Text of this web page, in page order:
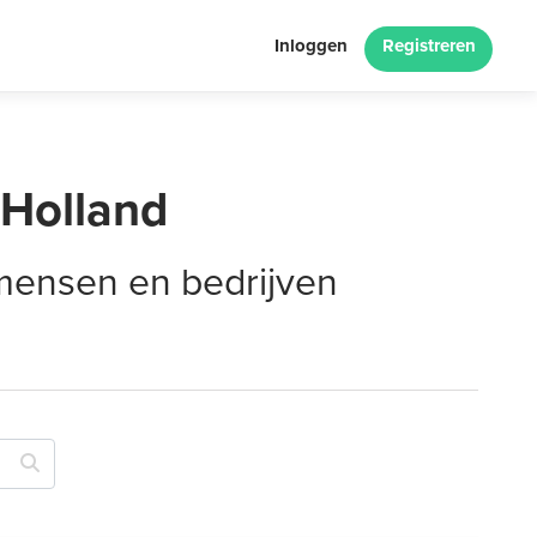
Inloggen Registreren
en bedrijven